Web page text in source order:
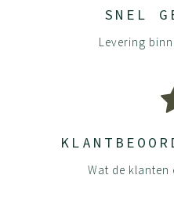
SNEL
Levering
Wat de klanten